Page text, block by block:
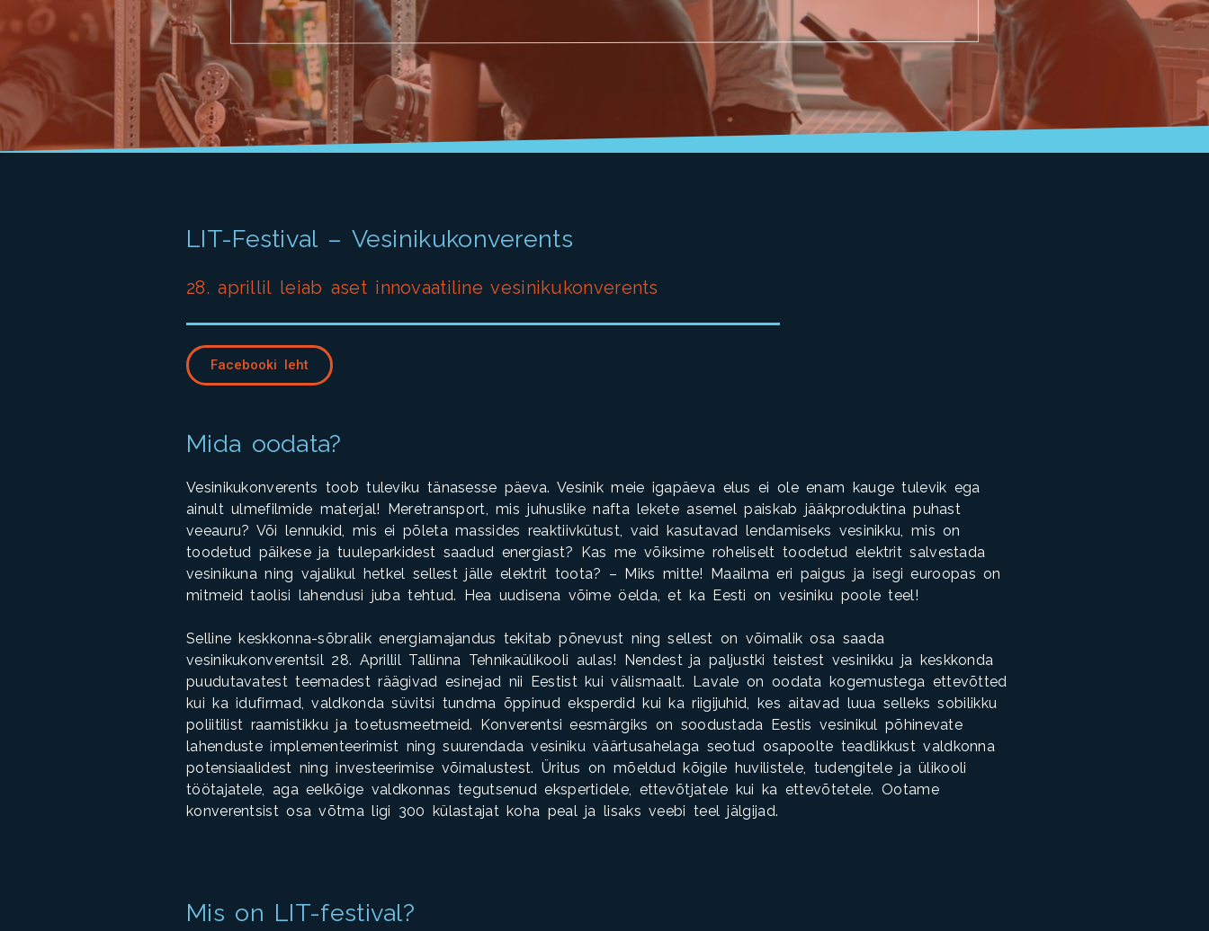
LIT-Festival – Vesinikukonverents
28. aprillil leiab aset innovaatiline vesinikukonverents
Facebooki leht
Mida oodata?
Vesinikukonverents toob tuleviku tänasesse päeva. Vesinik meie igapäeva elus ei ole enam kauge tulevik ega
ainult ulmefilmide materjal! Meretransport, mis juhuslike nafta lekete asemel paiskab jääkproduktina puhast
veeauru? Või lennukid, mis ei põleta massides reaktiivkütust, vaid kasutavad lendamiseks vesinikku, mis on
toodetud päikese ja tuuleparkidest saadud energiast? Kas me võiksime roheliselt toodetud elektrit salvestada
vesinikuna ning vajalikul hetkel sellest jälle elektrit toota? – Miks mitte! Maailma eri paigus ja isegi euroopas on
mitmeid taolisi lahendusi juba tehtud. Hea uudisena võime öelda, et ka Eesti on vesiniku poole teel!
Selline keskkonna-sõbralik energiamajandus tekitab põnevust ning sellest on võimalik osa saada
vesinikukonverentsil 28. Aprillil Tallinna Tehnikaülikooli aulas! Nendest ja paljustki teistest vesinikku ja keskkonda
puudutavatest teemadest räägivad esinejad nii Eestist kui välismaalt. Lavale on oodata kogemustega ettevõtted
kui ka idufirmad, valdkonda süvitsi tundma õppinud eksperdid kui ka riigijuhid, kes aitavad luua selleks sobilikku
poliitilist raamistikku ja toetusmeetmeid. Konverentsi eesmärgiks on soodustada Eestis vesinikul põhinevate
lahenduste implementeerimist ning suurendada vesiniku väärtusahelaga seotud osapoolte teadlikkust valdkonna
potensiaalidest ning investeerimise võimalustest. Üritus on mõeldud kõigile huvilistele, tudengitele ja ülikooli
töötajatele, aga eelkõige valdkonnas tegutsenud ekspertidele, ettevõtjatele kui ka ettevõtetele. Ootame
konverentsist osa võtma ligi 300 külastajat koha peal ja lisaks veebi teel jälgijad.
Mis on LIT-festival?